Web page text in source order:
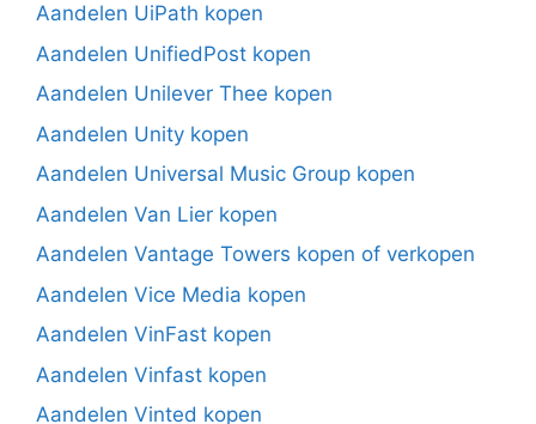
Aandelen UiPath kopen
Aandelen UnifiedPost kopen
Aandelen Unilever Thee kopen
Aandelen Unity kopen
Aandelen Universal Music Group kopen
Aandelen Van Lier kopen
Aandelen Vantage Towers kopen of verkopen
Aandelen Vice Media kopen
Aandelen VinFast kopen
Aandelen Vinfast kopen
Aandelen Vinted kopen